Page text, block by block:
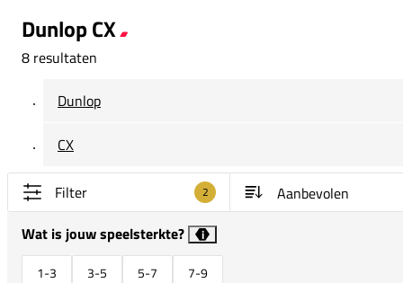
Dunlop CX
8 resultaten
Dunlop
CX
Filter 2
Wat is jouw speelsterkte? i
1-3 3-5 5-7 7-9